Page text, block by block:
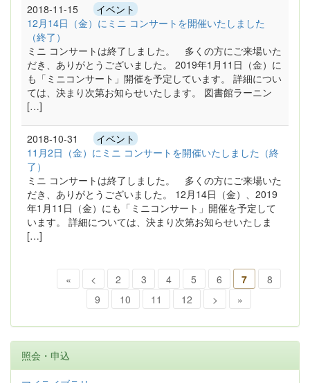
2018-11-15 イベント
12月14日（金）にミニ コンサートを開催いたしました
（終了）
ミニ コンサートは終了しました。 多くの方にご来場いた
だき、ありがとうございました。 2019年1月11日（金）に
も「ミニコンサート」開催を予定しています。 詳細につい
ては、決まり次第お知らせいたします。 図書館ラーニン
[…]
2018-10-31 イベント
11月2日（金）にミニ コンサートを開催いたしました（終
了）
ミニ コンサートは終了しました。 多くの方にご来場いた
だき、ありがとうございました。 12月14日（金）、2019
年1月11日（金）にも「ミニコンサート」開催を予定して
います。 詳細については、決まり次第お知らせいたしま
[…]
« < 2 3 4 5 6 7
8
9
10 11 12 > »
照会・申込